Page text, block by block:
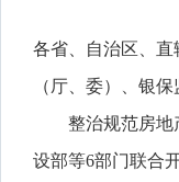
各省、自治区、
（厅、委）、银
整治规范房地
设部等6部门联合